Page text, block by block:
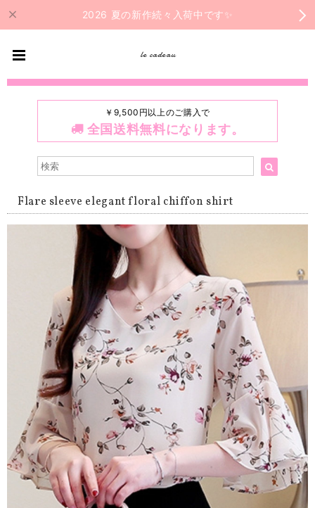
2026 夏の新作続々入荷中です✨
le cadeau
￥9,500円以上のご購入で
全国送料無料になります。
Flare sleeve elegant floral chiffon shirt